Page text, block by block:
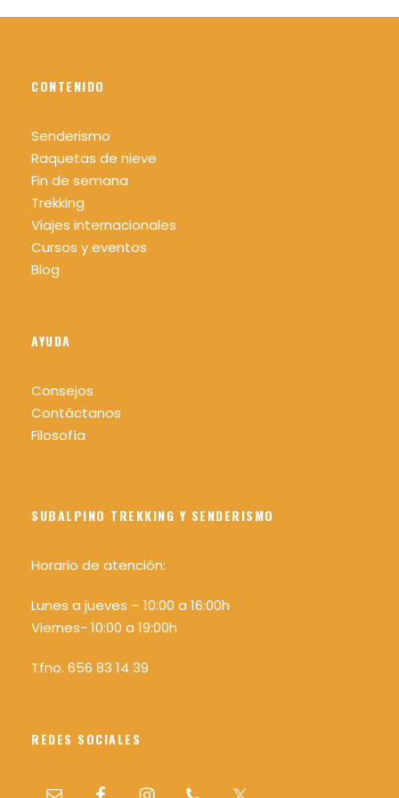
Datos técnicos día 3
Distancia: 18 km
Desnivel: +1230 m -2460 m
Nivel: Alto / Extremo
¿Quieres saber más sobre el sistema MIDE?
Pincha aqui
Lugar de salida y regreso
Como llegar
Fin: Domingo 11:00 h aprox
CONTENIDO
Senderismo
Raquetas de nieve
Fin de semana
Trekking
Viajes internacionales
Cursos y eventos
Blog
AYUDA
Consejos
Contáctanos
Filosofía
SUBALPINO TREKKING Y SENDERISMO
Horario de atención:
Lunes a jueves – 10:00 a 16:00h
Viernes- 10:00 a 19:00h
Tfno. 656 83 14 39
REDES SOCIALES